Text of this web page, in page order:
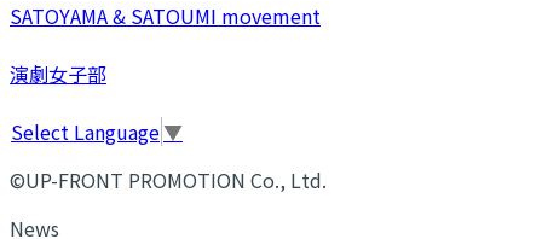
SATOYAMA & SATOUMI movement
演劇女子部
Select Language▼
©UP-FRONT PROMOTION Co., Ltd.
News